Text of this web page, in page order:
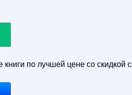
по лучшей цене со скидкой с